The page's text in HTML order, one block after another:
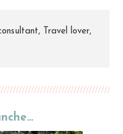
Travel lover,